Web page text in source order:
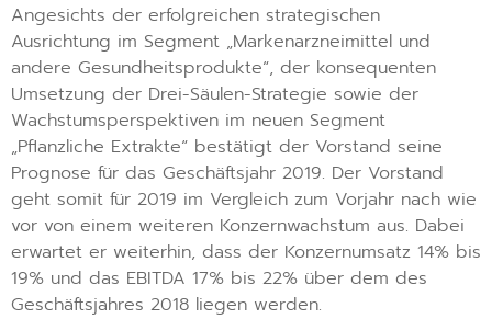
Angesichts der erfolgreichen strategischen
Ausrichtung im Segment „Markenarzneimittel und
andere Gesundheitsprodukte“, der konsequenten
Umsetzung der Drei-Säulen-Strategie sowie der
Wachstumsperspektiven im neuen Segment
„Pflanzliche Extrakte“ bestätigt der Vorstand seine
Prognose für das Geschäftsjahr 2019. Der Vorstand
geht somit für 2019 im Vergleich zum Vorjahr nach wie
vor von einem weiteren Konzernwachstum aus. Dabei
erwartet er weiterhin, dass der Konzernumsatz 14% bis
19% und das EBITDA 17% bis 22% über dem des
Geschäftsjahres 2018 liegen werden.